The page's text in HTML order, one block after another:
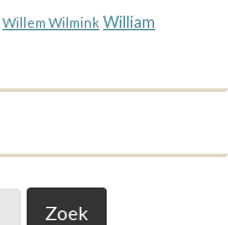
Willem Wilmink William